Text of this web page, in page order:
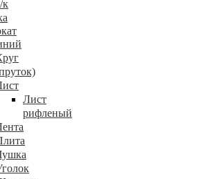
к
Лист
рифленый